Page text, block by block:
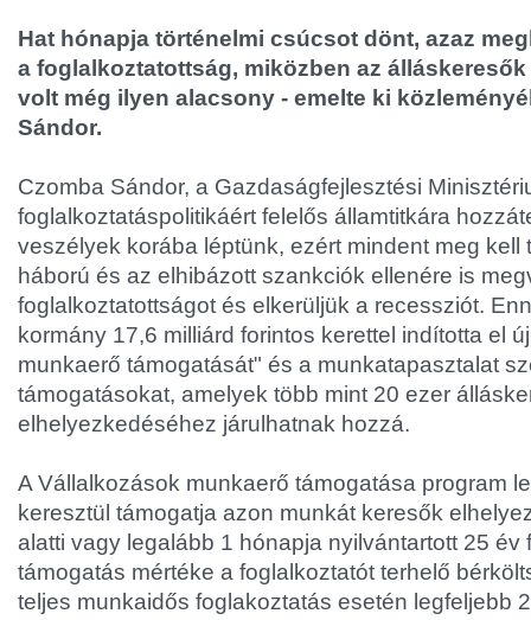
Hat hónapja történelmi csúcsot dönt, azaz
a foglalkoztatottság, miközben az
volt még ilyen alacsony - emelte ki
Sándor.
Czomba Sándor, a Gazdaságfejlesztési
foglalkoztatáspolitikáért felelős államtitkára
veszélyek korába léptünk, ezért mindent meg kell
háború és az elhibázott szankciók ellenére is
foglalkoztatottságot és elkerüljük a recessziót.
kormány 17,6 milliárd forintos kerettel indította el
munkaerő támogatását" és a munkatapasztalat
támogatásokat, amelyek több mint 20 ezer
elhelyezkedéséhez járulhatnak hozzá.
A Vállalkozások munkaerő támogatása program
keresztül támogatja azon munkát keresők
alatti vagy legalább 1 hónapja nyilvántartott 25 év
támogatás mértéke a foglalkoztatót terhelő
teljes munkaidős foglakoztatás esetén legfeljebb